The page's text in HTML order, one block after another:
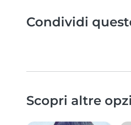
Condividi
Scopri altre